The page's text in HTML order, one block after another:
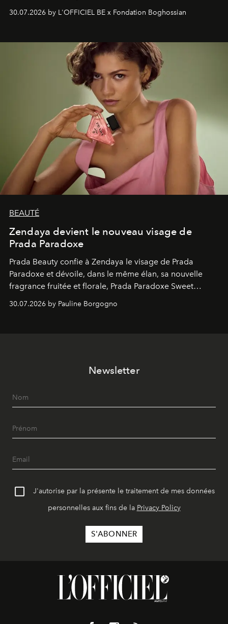
émotionnel où chaque œuvre devient le souvenir
émerveillement.
30.07.2026 by L'OFFICIEL BE x Fondation Boghossian
BEAUTÉ
Zendaya devient le nouveau visage de
Prada Paradoxe
Prada Beauty confie à Zendaya le visage de Prada
Paradoxe et dévoile, dans le même élan, sa nouvelle
fragrance fruitée et florale, Prada Paradoxe Sweet
30.07.2026 by Pauline Borgogno
Newsletter
J'autorise par la présente le traitement de mes données
personnelles aux fins de la Privacy Policy